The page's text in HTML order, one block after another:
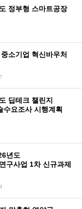
정부형 스마트공장
소기업 혁신바우처
딥테크 챌린지
수요조사 시행계획
년도
구사업 1차 신규과제